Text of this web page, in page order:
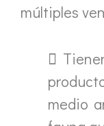
múltiples

medio